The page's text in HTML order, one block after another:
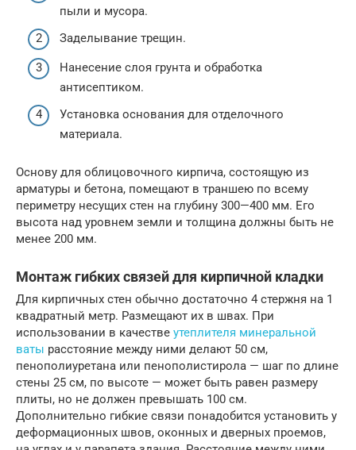
пыли и мусора.
Заделывание трещин.
Нанесение слоя грунта и обработка
антисептиком.
Установка основания для отделочного
материала.
Основу для облицовочного кирпича, состоящую из
арматуры и бетона, помещают в траншею по всему
периметру несущих стен на глубину 300—400 мм. Его
высота над уровнем земли и толщина должны быть не
менее 200 мм.
Монтаж гибких связей для кирпичной кладки
Для кирпичных стен обычно достаточно 4 стержня на 1
квадратный метр. Размещают их в швах. При
использовании в качестве утеплителя минеральной
ваты расстояние между ними делают 50 см,
пенополиуретана или пенополистирола — шаг по длине
стены 25 см, по высоте — может быть равен размеру
плиты, но не должен превышать 100 см.
Дополнительно гибкие связи понадобится установить у
деформационных швов, оконных и дверных проемов,